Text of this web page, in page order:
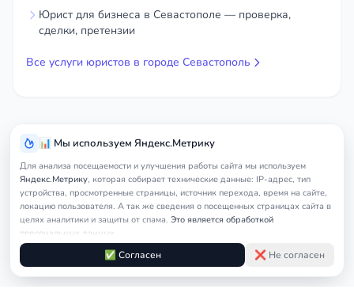
📊 Мы используем Яндекс.Метрику
Для анализа посещаемости и улучшения работы сайта мы используем
Яндекс.Метрику, которая собирает технические данные: IP-адрес, тип
устройства, просмотренные страницы, источник перехода, время на сайте,
локацию пользователя. А так же сведения о посещенных страницах сайта в
целях аналитики и защиты от спама. Это является обработкой
персональных данных.
Подробнее в Согласии на обработку персональных данных
Правилах
обработки cookie
✅ Согласен ❌ Не согласен
Юрист для бизнеса в Севастополе — проверка,
сделки, претензии
Все услуги юристов в городе Севастополь